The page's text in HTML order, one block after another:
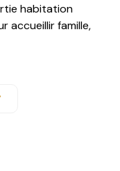
habitation
accueillir famille,
parentale avec